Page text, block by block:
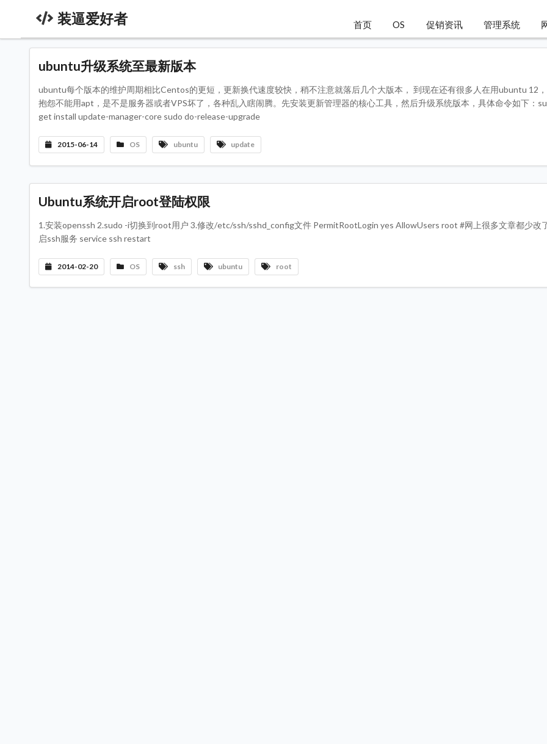
装逼爱好者 首页 OS 促销资讯 管理系统
ubuntu升级系统至最新版本
ubuntu每个版本的维护周期相比Centos的更短，更新换代速度较快，稍不注意就落后几个大版本， 到现在还有很多人在用ubuntu 12
抱怨不能用apt，是不是服务器或者VPS坏了，各种乱入瞎闹腾。先安装更新管理器的核心工具，然后升级系统版本，具体命令如下：
get install update-manager-core sudo do-release-upgrade
2015-06-14 OS ubuntu update
Ubuntu系统开启root登陆权限
1.安装openssh 2.sudo -i切换到root用户 3.修改/etc/ssh/sshd_config文件 PermitRootLogin yes AllowUsers root #网上很多文章都少改
启ssh服务 service ssh restart
2014-02-20 OS ssh ubuntu root